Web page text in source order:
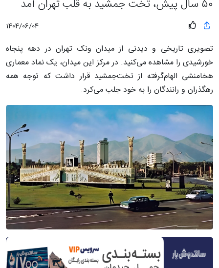
۵۰ سال پیش، تخت جمشید به قلب تهران آمد
1404/06/04
تصویری تاریخی و دیدنی از میدان ونک تهران در دهه پنجاه
خورشیدی را مشاهده می‌کنید. در مرکز این میدان، یک نماد معماری
هخامنشی الهام‌گرفته از تخت‌جمشید قرار داشت که توجه همه
رهگذران و رانندگان را به خود جلب می‌کرد.